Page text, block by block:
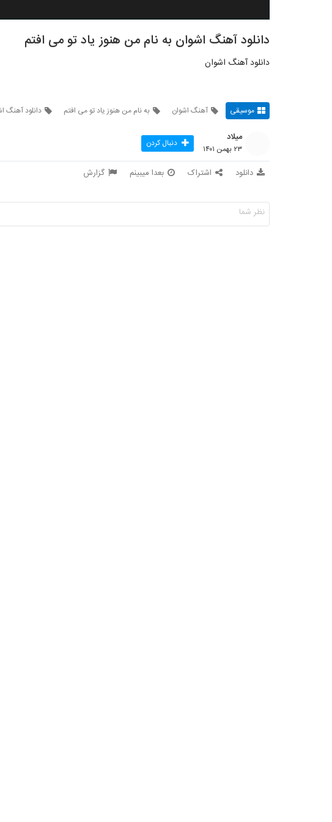
دانلود آهنگ اشوان به نام من هنوز یاد تو می افتم
دانلود آهنگ اشوان
موسیقی آهنگ اشوان به نام من هنوز یاد تو می افتم دانلود آهنگ
میلاد
۲۳ بهمن ۱۴۰۱ دنبال کردن
دانلود اشتراک بعدا میبینم گزارش